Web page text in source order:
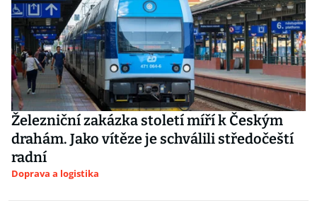
Železniční zakázka století míří k Českým
drahám. Jako vítěze je schválili středočeští
radní
Doprava a logistika